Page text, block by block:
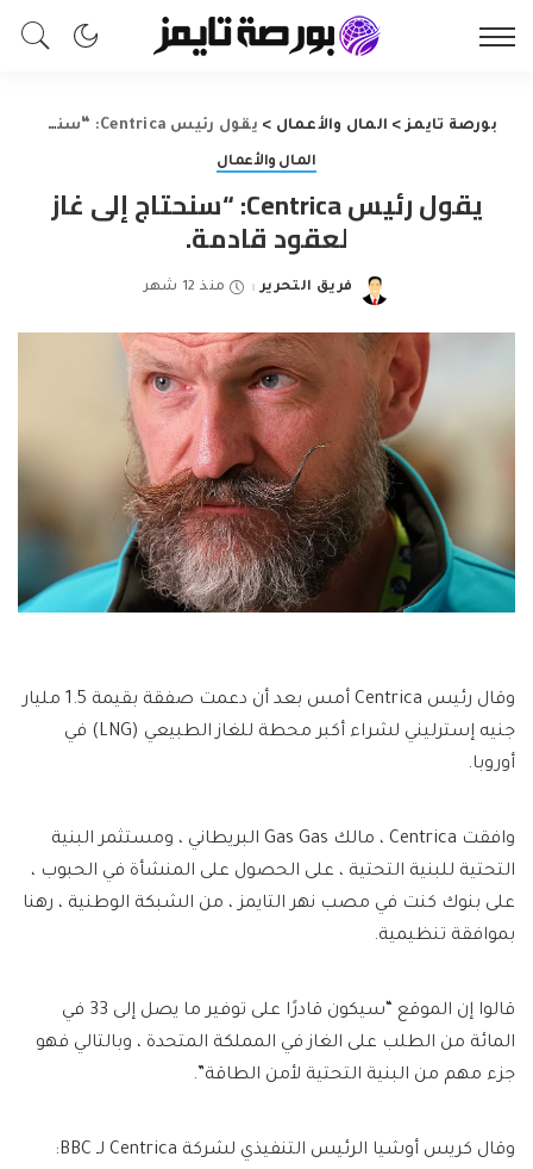
بورصة تايمز> المال والأعمال > يقول رئيس Centrica: “سنحتاج إلى غاز لعقود قادمة.
المال والأعمال
يقول رئيس Centrica: “سنحتاج إلى غاز
لعقود قادمة.
Posted
فريق التحرير منذ 12 شهر
وقال رئيس Centrica أمس بعد أن دعمت صفقة بقيمة 1.5 مليار
جنيه إسترليني لشراء أكبر محطة للغاز الطبيعي (LNG) في
أوروبا.
وافقت Centrica ، مالك Gas Gas البريطاني ، ومستثمر البنية
التحتية للبنية التحتية ، على الحصول على المنشأة في الحبوب ،
على بنوك كنت في مصب نهر التايمز ، من الشبكة الوطنية ، رهنا
بموافقة تنظيمية.
قالوا إن الموقع “سيكون قادرًا على توفير ما يصل إلى 33 في
المائة من الطلب على الغاز في المملكة المتحدة ، وبالتالي فهو
جزء مهم من البنية التحتية لأمن الطاقة”.
وقال كريس أوشيا الرئيس التنفيذي لشركة Centrica لـ BBC: